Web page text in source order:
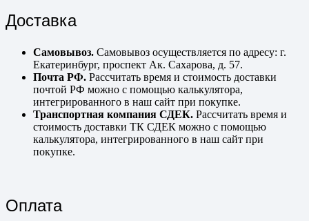
Доставка
Самовывоз. Самовывоз осуществляется по адресу: г.
Екатеринбург, проспект Ак. Сахарова, д. 57.
Почта РФ. Рассчитать время и стоимость доставки
почтой РФ можно с помощью калькулятора,
интегрированного в наш сайт при покупке.
Транспортная компания СДЕК. Рассчитать время и
стоимость доставки ТК СДЕК можно с помощью
калькулятора, интегрированного в наш сайт при
покупке.
Оплата